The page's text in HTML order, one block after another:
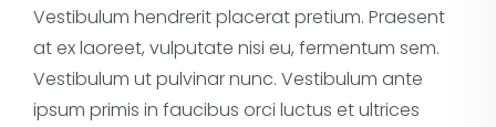
Vestibulum hendrerit placerat pretium. Praesent
at ex laoreet, vulputate nisi eu, fermentum sem.
Vestibulum ut pulvinar nunc. Vestibulum ante
ipsum primis in faucibus orci luctus et ultrices